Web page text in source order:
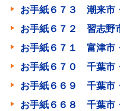
お手紙６７３ 潮来市
お手紙６７２ 習志野
お手紙６７１ 富津市
お手紙６７０ 千葉市
お手紙６６９ 千葉市
お手紙６６８ 千葉市